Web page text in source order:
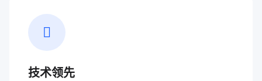
技术领先